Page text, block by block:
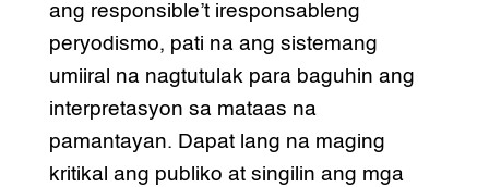
ang responsible’t iresponsableng
peryodismo, pati na ang sistemang
umiiral na nagtutulak para baguhin ang
interpretasyon sa mataas na
pamantayan. Dapat lang na maging
kritikal ang publiko at singilin ang mga